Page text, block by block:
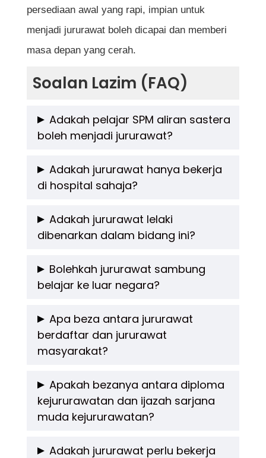
persediaan awal yang rapi, impian untuk
menjadi jururawat boleh dicapai dan memberi
masa depan yang cerah.
Soalan Lazim (FAQ)
Adakah pelajar SPM aliran sastera
boleh menjadi jururawat?
Ya, asalkan pelajar tersebut lulus dalam
subjek penting seperti Sains, Bahasa Melayu
kelayakan lain.
Adakah jururawat hanya bekerja
di hospital sahaja?
Tidak. Jururawat boleh bertugas di klinik,
pusat rawatan harian, rumah jagaan, dan
Adakah jururawat lelaki
dibenarkan dalam bidang ini?
Ya, jururawat lelaki juga amat diperlukan dan
digalakkan untuk menceburi bidang
Bolehkah jururawat sambung
belajar ke luar negara?
Boleh. Ramai jururawat Malaysia
menyambung pengajian di Australia, UK, dan
negara lain selepas mendapat lesen LJM dan
Apa beza antara jururawat
berdaftar dan jururawat
masyarakat?
Jururawat berdaftar memiliki diploma atau
ijazah kejururawatan dan bekerja di hospital,
manakala jururawat masyarakat lebih fokus
Apakah bezanya antara diploma
kejururawatan dan ijazah sarjana
muda kejururawatan?
Diploma kejururawatan mengambil masa 3
Adakah jururawat perlu bekerja